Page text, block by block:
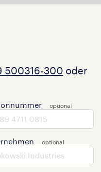
500316-300 oder